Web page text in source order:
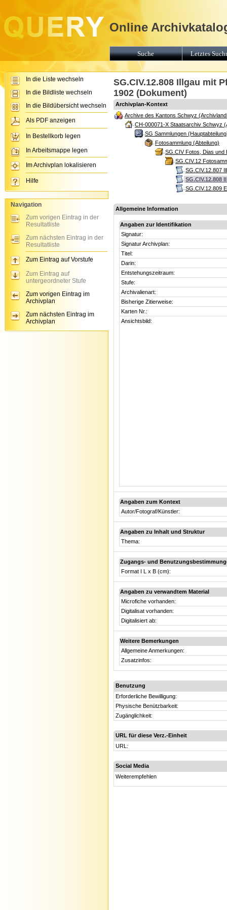
SG.CIV.12.808 Illgau mit
1902 (Dokument)
Archivplan-Kontext
Archive des Kantons Schwyz
CH-000071-X Staatsarchiv Schwyz
SG Sammlungen
Fotosammlung (Abteilung)
SG.CIV Fotos, Dias und
SG.CIV.12
SG.CIV.12.807
SG.CIV.12.808
SG.CIV.12.809
Allgemeine Information
Angaben zur Identifikation
Signatur:
Signatur Archivplan:
Titel:
Darin:
Entstehungszeitraum:
Stufe:
Archivalienart:
Bisherige Zitierweise:
Karten Nr.:
Ansichtsbild:
Angaben zum Kontext
Autor/Fotograf/Künstler:
Angaben zu Inhalt und Struktur
Thema:
Zugangs- und
Format I L x B (cm):
Angaben zu verwandtem Material
Microfiche vorhanden:
Digitalisat vorhanden:
Digitalisiert ab:
Weitere Bemerkungen
Allgemeine Anmerkungen:
Zusatzinfos:
Benutzung
Erforderliche Bewilligung:
Physische Benützbarkeit:
Zugänglichkeit:
URL für diese Verz.-Einheit
URL:
Social Media
Weiterempfehlen
Online
Suche Letztes
In die Liste wechseln
In die Bildliste wechseln
In die Bildübersicht wechseln
Als PDF anzeigen
In Bestellkorb legen
In Arbeitsmappe legen
Im Archivplan lokalisieren
Hilfe
Navigation
Zum vorigen Eintrag in der
Resultatliste
Zum nächsten Eintrag in der
Resultatliste
Zum Eintrag auf Vorstufe
Zum Eintrag auf
untergeordneter Stufe
Zum vorigen Eintrag im
Archivplan
Zum nächsten Eintrag im
Archivplan